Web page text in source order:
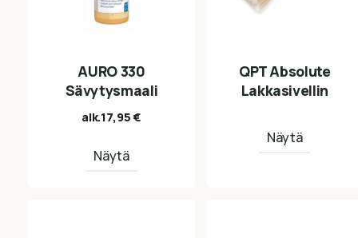
AURO 330
Sävytysmaali
alk.17,95€
Näytä
QPT Absolute
Lakkasivellin
Näytä